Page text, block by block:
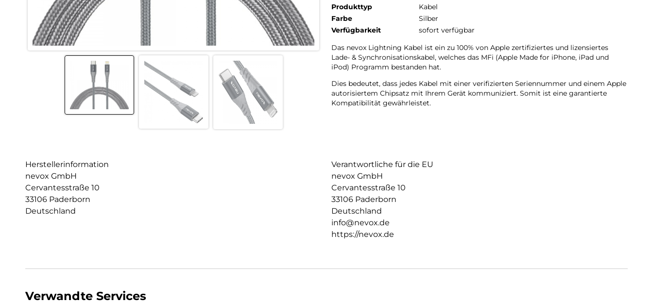
Produkttyp
Kabel
Farbe
Silber
Verfügbarkeit
sofort verfügbar
Das nevox Lightning Kabel ist ein zu 100% von Apple zertifiziertes und lizensiertes
Lade- & Synchronisationskabel, welches das MFi (Apple Made for iPhone, iPad und
iPod) Programm bestanden hat.
Dies bedeutet, dass jedes Kabel mit einer verifizierten Seriennummer und einem Apple
autorisiertem Chipsatz mit Ihrem Gerät kommuniziert. Somit ist eine garantierte
Kompatibilität gewährleistet.
Herstellerinformation
nevox GmbH
Cervantesstraße 10
33106 Paderborn
Deutschland
Verantwortliche für die EU
nevox GmbH
Cervantesstraße 10
33106 Paderborn
Deutschland
info@nevox.de
https://nevox.de
Verwandte Services